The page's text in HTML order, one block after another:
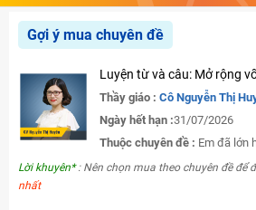
Gợi ý mua chuyên đề
Luyện từ và câu: Mở rộng
Thầy giáo : Cô Nguyễn Thị
Ngày hết hạn :31/07/2026
Thuộc chuyên đề : Em đã lớn
Lời khuyên*: Nên chọn mua theo chuyên đề để
nhất